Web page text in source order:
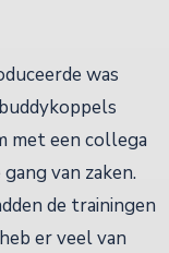
was
met een collega
van zaken.
de trainingen
er veel van